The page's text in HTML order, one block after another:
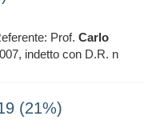
Prof. Carlo
indetto con D.R. n
(21%)